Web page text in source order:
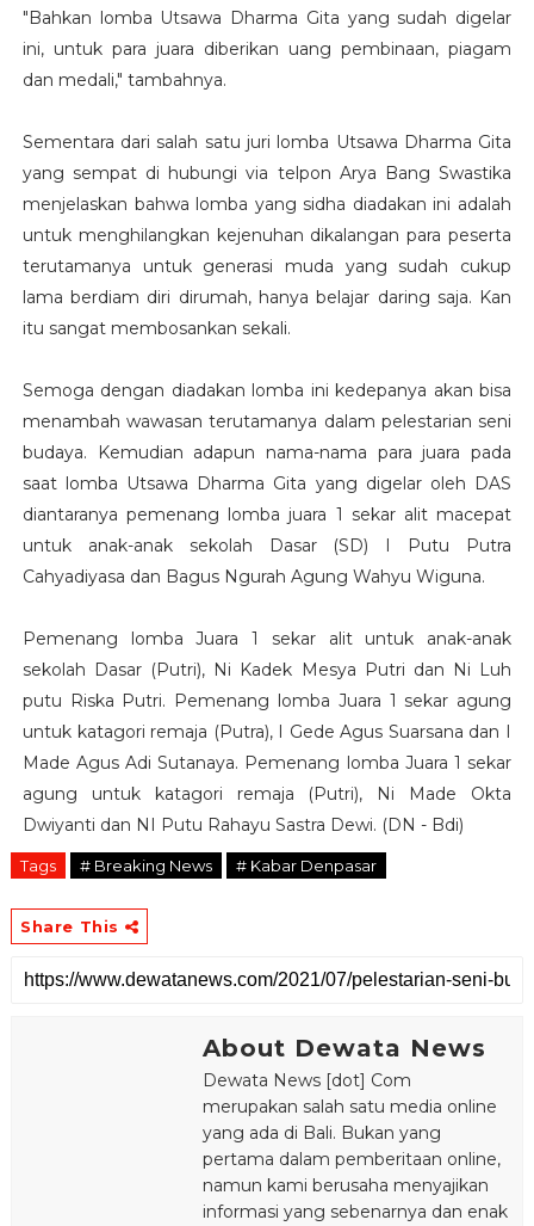
"Bahkan lomba Utsawa Dharma Gita yang sudah digelar
ini, untuk para juara diberikan uang pembinaan, piagam
dan medali," tambahnya.
Sementara dari salah satu juri lomba Utsawa Dharma Gita
yang sempat di hubungi via telpon Arya Bang Swastika
menjelaskan bahwa lomba yang sidha diadakan ini adalah
untuk menghilangkan kejenuhan dikalangan para peserta
terutamanya untuk generasi muda yang sudah cukup
lama berdiam diri dirumah, hanya belajar daring saja. Kan
itu sangat membosankan sekali.
Semoga dengan diadakan lomba ini kedepanya akan bisa
menambah wawasan terutamanya dalam pelestarian seni
budaya. Kemudian adapun nama-nama para juara pada
saat lomba Utsawa Dharma Gita yang digelar oleh DAS
diantaranya pemenang lomba juara 1 sekar alit macepat
untuk anak-anak sekolah Dasar (SD) I Putu Putra
Cahyadiyasa dan Bagus Ngurah Agung Wahyu Wiguna.
Pemenang lomba Juara 1 sekar alit untuk anak-anak
sekolah Dasar (Putri), Ni Kadek Mesya Putri dan Ni Luh
putu Riska Putri. Pemenang lomba Juara 1 sekar agung
untuk katagori remaja (Putra), I Gede Agus Suarsana dan I
Made Agus Adi Sutanaya. Pemenang lomba Juara 1 sekar
agung untuk katagori remaja (Putri), Ni Made Okta
Dwiyanti dan NI Putu Rahayu Sastra Dewi. (DN - Bdi)
Tags # Breaking News # Kabar Denpasar
Share This
About Dewata News
Dewata News [dot] Com
merupakan salah satu media online
yang ada di Bali. Bukan yang
pertama dalam pemberitaan online,
namun kami berusaha menyajikan
informasi yang sebenarnya dan enak